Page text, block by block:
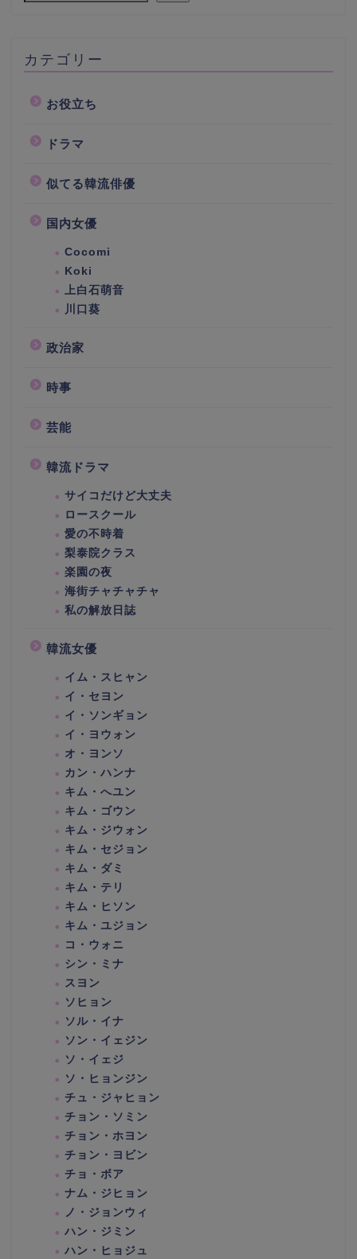
カテゴリー
お役立ち
ドラマ
似てる韓流俳優
国内女優
Cocomi
Koki
上白石萌音
川口葵
政治家
時事
芸能
韓流ドラマ
サイコだけど大丈夫
ロースクール
愛の不時着
梨泰院クラス
楽園の夜
海街チャチャチャ
私の解放日誌
韓流女優
イム・スヒャン
イ・セヨン
イ・ソンギョン
イ・ヨウォン
オ・ヨンソ
カン・ハンナ
キム・へユン
キム・ゴウン
キム・ジウォン
キム・セジョン
キム・ダミ
キム・テリ
キム・ヒソン
キム・ユジョン
コ・ウォニ
シン・ミナ
スヨン
ソヒョン
ソル・イナ
ソン・イェジン
ソ・イェジ
ソ・ヒョンジン
チュ・ジャヒョン
チョン・ソミン
チョン・ホヨン
チョン・ヨビン
チョ・ボア
ナム・ジヒョン
ノ・ジョンウィ
ハン・ジミン
ハン・ヒョジュ